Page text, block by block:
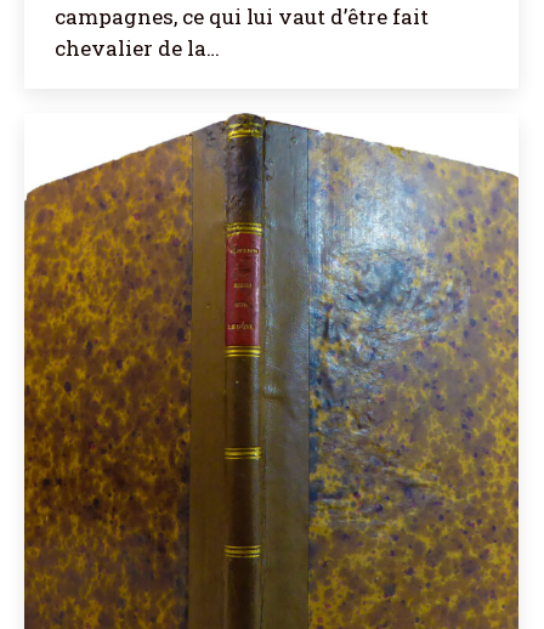
campagnes, ce qui lui vaut d’être fait
chevalier de la…